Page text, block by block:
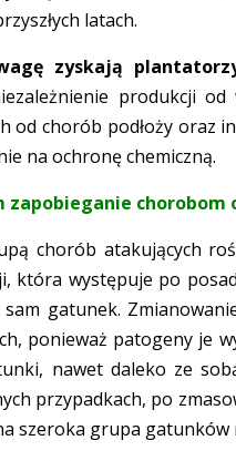
latach.
zyskają
produkcji
od chorób podłoży oraz
na ochronę chemiczną.
zapobieganie chorobom
chorób atakujących
która występuje po
gatunek.
ponieważ patogeny je
nawet daleko ze
przypadkach, po
szeroka grupa